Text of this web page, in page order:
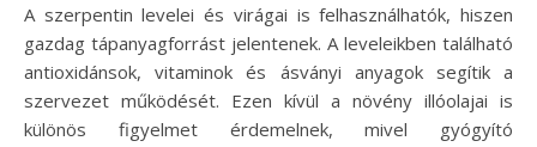
A szerpentin levelei és virágai is felhasználhatók, hiszen
gazdag tápanyagforrást jelentenek. A leveleikben található
antioxidánsok, vitaminok és ásványi anyagok segítik a
szervezet működését. Ezen kívül a növény illóolajai is
különös figyelmet érdemelnek, mivel gyógyító